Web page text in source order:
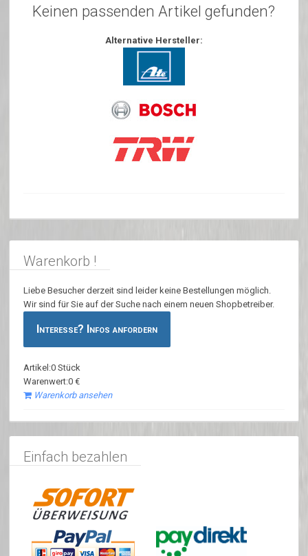
Keinen passenden Artikel gefunden?
Alternative Hersteller:
Warenkorb !
Liebe Besucher derzeit sind leider keine Bestellungen möglich.
Wir sind für Sie auf der Suche nach einem neuen Shopbetreiber.
Interesse? Infos anfordern
Artikel:0 Stück
Warenwert:0 €
Warenkorb ansehen
Einfach bezahlen